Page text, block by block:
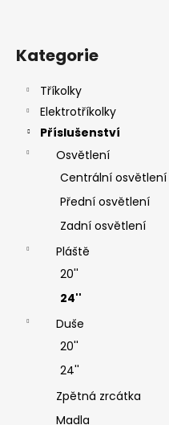
Kategorie
Tříkolky
Elektrotříkolky
Příslušenství
Osvětlení
Centrální osvětlení
Přední osvětlení
Zadní osvětlení
Pláště
20''
24''
Duše
20''
24''
Zpětná zrcátka
Madla